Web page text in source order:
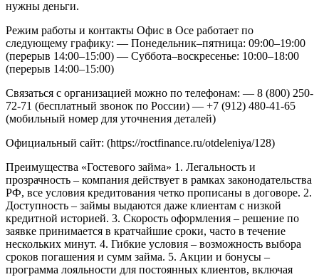
нужны деньги.
Режим работы и контакты Офис в Осе работает по
следующему графику: — Понедельник–пятница: 09:00–19:00
(перерыв 14:00–15:00) — Суббота–воскресенье: 10:00–18:00
(перерыв 14:00–15:00)
Связаться с организацией можно по телефонам: — 8 (800) 250-
72-71 (бесплатный звонок по России) — +7 (912) 480-41-65
(мобильный номер для уточнения деталей)
Официальный сайт: (https://roctfinance.ru/otdeleniya/128)
Преимущества «Гостевого займа» 1. Легальность и
прозрачность – компания действует в рамках законодательства
РФ, все условия кредитования четко прописаны в договоре. 2.
Доступность – займы выдаются даже клиентам с низкой
кредитной историей. 3. Скорость оформления – решение по
заявке принимается в кратчайшие сроки, часто в течение
нескольких минут. 4. Гибкие условия – возможность выбора
сроков погашения и сумм займа. 5. Акции и бонусы –
программа лояльности для постоянных клиентов, включая